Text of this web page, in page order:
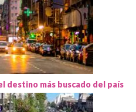
destino más buscado del país